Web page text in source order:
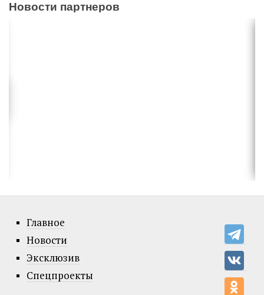
Новости партнеров
Главное
Новости
Эксклюзив
Спецпроекты